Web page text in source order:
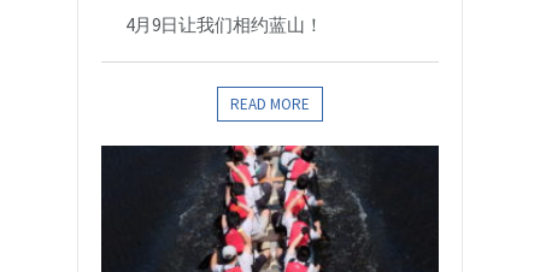
4月9日让我们相约蓝山！
READ MORE